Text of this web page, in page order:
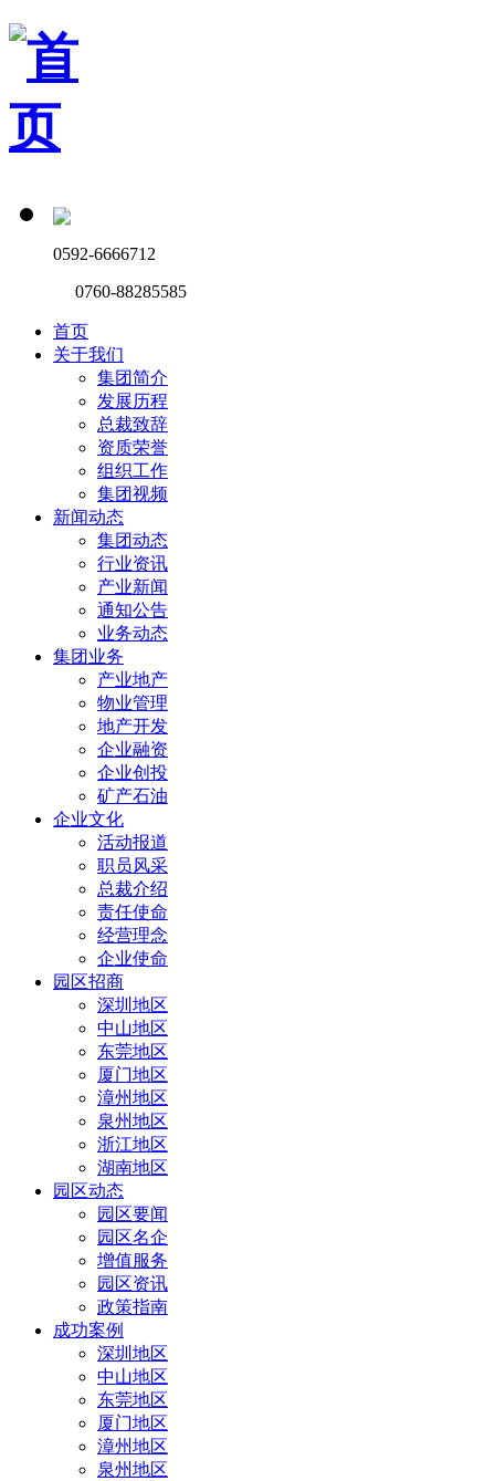
0592-6666712
0760-88285585
首页
关于我们
集团简介
发展历程
总裁致辞
资质荣誉
组织工作
集团视频
新闻动态
集团动态
行业资讯
产业新闻
通知公告
业务动态
集团业务
产业地产
物业管理
地产开发
企业融资
企业创投
矿产石油
企业文化
活动报道
职员风采
总裁介绍
责任使命
经营理念
企业使命
园区招商
深圳地区
中山地区
东莞地区
厦门地区
漳州地区
泉州地区
浙江地区
湖南地区
园区动态
园区要闻
园区名企
增值服务
园区资讯
政策指南
成功案例
深圳地区
中山地区
东莞地区
厦门地区
漳州地区
泉州地区